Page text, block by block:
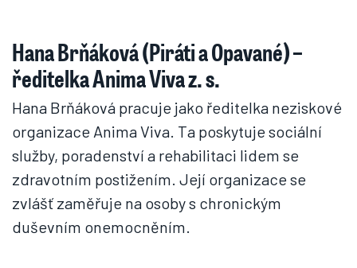
Hana Brňáková (Piráti a Opavané) –
ředitelka Anima Viva z. s.
Hana Brňáková pracuje jako ředitelka neziskové
organizace Anima Viva. Ta poskytuje sociální
služby, poradenství a rehabilitaci lidem se
zdravotním postižením. Její organizace se
zvlášť zaměřuje na osoby s chronickým
duševním onemocněním.